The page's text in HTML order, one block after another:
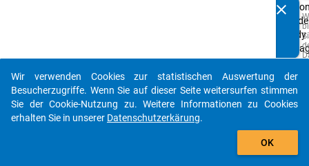
CAWI
clear
auto_stories
add_shopping_cart
Wir verwenden Cookies zur statistischen Auswertung der
Besucherzugriffe. Wenn Sie auf dieser Seite weitersurfen stimmen
Sie der Cookie-Nutzung zu. Weitere Informationen zu Cookies
erhalten Sie in unserer Datenschutzerkärung.
OK